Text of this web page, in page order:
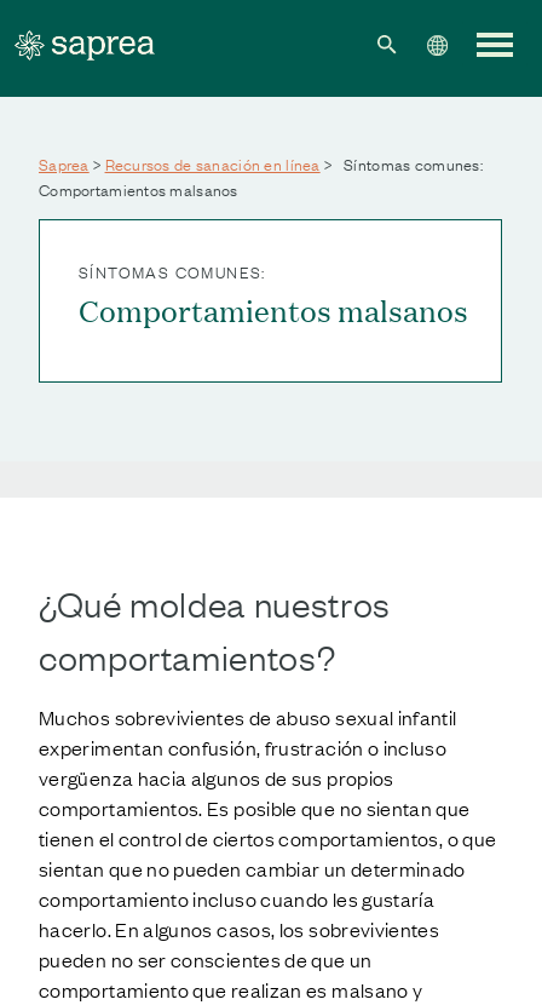
Saprea > Recursos de sanación en línea > Síntomas comunes:
Comportamientos malsanos
SÍNTOMAS COMUNES:
Comportamientos malsanos
¿Qué moldea nuestros
comportamientos?
Muchos sobrevivientes de abuso sexual infantil
experimentan confusión, frustración o incluso
vergüenza hacia algunos de sus propios
comportamientos. Es posible que no sientan que
tienen el control de ciertos comportamientos, o que
sientan que no pueden cambiar un determinado
comportamiento incluso cuando les gustaría
hacerlo. En algunos casos, los sobrevivientes
pueden no ser conscientes de que un
comportamiento que realizan es malsano y